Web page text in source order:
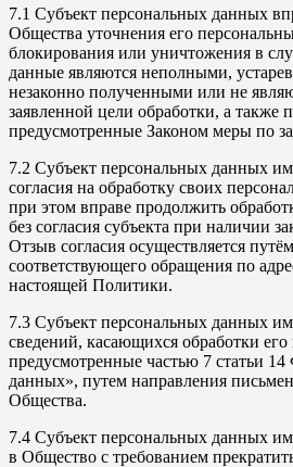
7.1 Субъект персональных данных
Общества уточнения его
блокирования или уничтожения в
данные являются неполными,
незаконно полученными или не
заявленной цели обработки, а также
предусмотренные Законом меры по
7.2 Субъект персональных данных
согласия на обработку своих
при этом вправе продолжить
без согласия субъекта при наличии
Отзыв согласия осуществляется
соответствующего обращения по
настоящей Политики.
7.3 Субъект персональных данных
сведений, касающихся обработки
предусмотренные частью 7 статьи
данных», путем направления
Общества.
7.4 Субъект персональных данных
в Общество с требованием